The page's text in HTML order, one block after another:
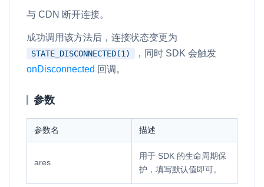
与 CDN 断开连接。
成功调用该方法后，连接状态变更为
STATE_DISCONNECTED(1)
，同时 SDK 会触发
onDisconnected 回调。
参数
参数名 描述
ares
用于 SDK 的生命周期保
护，填写默认值即可。